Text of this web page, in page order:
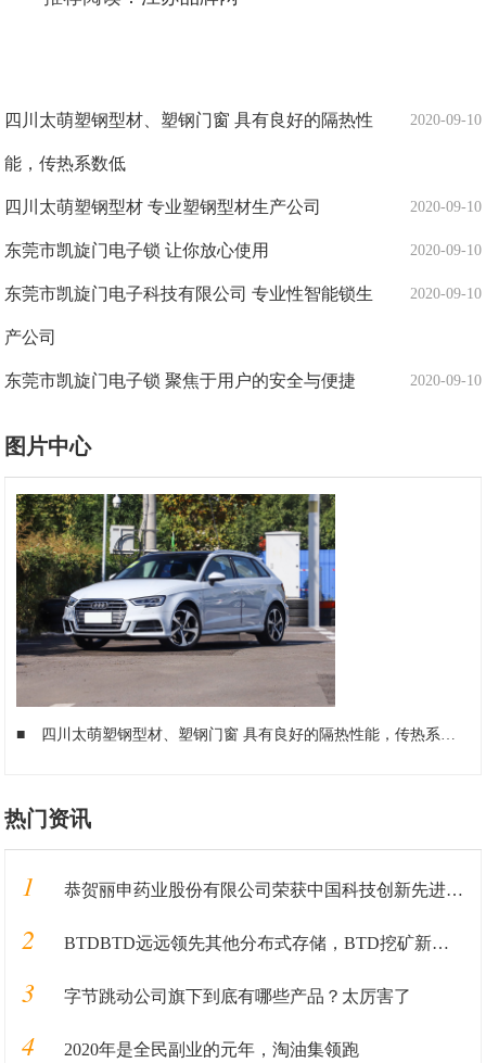
2020-09-10
四川太萌塑钢型材、塑钢门窗 具有良好的隔热性
能，传热系数低
2020-09-10
四川太萌塑钢型材 专业塑钢型材生产公司
2020-09-10
东莞市凯旋门电子锁 让你放心使用
2020-09-10
东莞市凯旋门电子科技有限公司 专业性智能锁生
产公司
2020-09-10
东莞市凯旋门电子锁 聚焦于用户的安全与便捷
图片中心
■ 四川太萌塑钢型材、塑钢门窗 具有良好的隔热性能，传热系数低
热门资讯
1 恭贺丽申药业股份有限公司荣获中国科技创新先进单位
2 BTDBTD远远领先其他分布式存储，BTD挖矿新手入门教程
3 字节跳动公司旗下到底有哪些产品？太厉害了
4 2020年是全民副业的元年，淘油集领跑